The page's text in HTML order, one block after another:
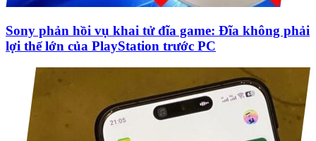
Sony phản hồi vụ khai tử đĩa game: Đĩa không phải
lợi thế lớn của PlayStation trước PC